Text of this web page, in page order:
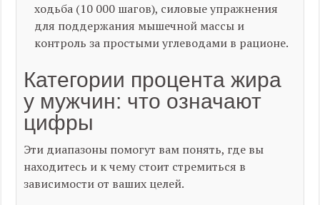
ходьба (10 000 шагов), силовые упражнения
для поддержания мышечной массы и
контроль за простыми углеводами в рационе.
Категории процента жира
у мужчин: что означают
цифры
Эти диапазоны помогут вам понять, где вы
находитесь и к чему стоит стремиться в
зависимости от ваших целей.